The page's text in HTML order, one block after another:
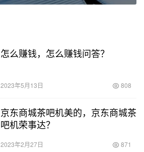
怎么赚钱，怎么赚钱问答？
2023年5月13日 808
京东商城茶吧机美的，京东商城茶
吧机荣事达？
2023年2月27日 871